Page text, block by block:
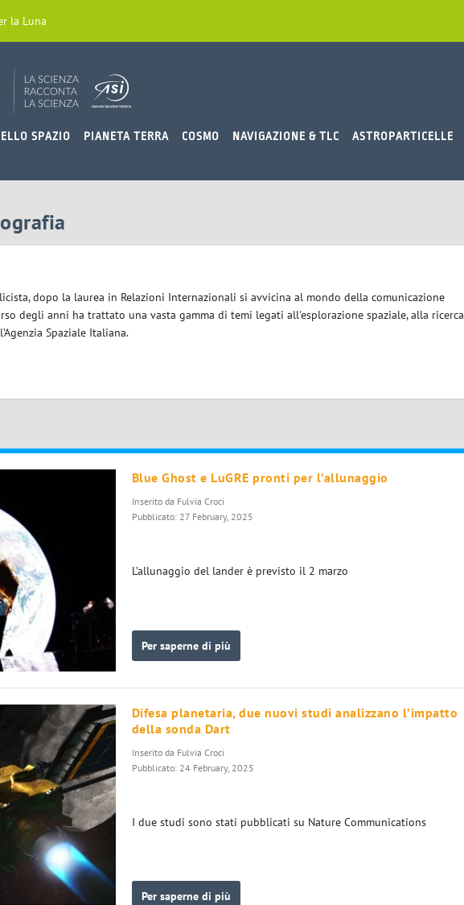
la Luna
SPAZIO PIANETA TERRA COSMO NAVIGAZIONE & TLC ASTROPARTICELLE
dopo la laurea in Relazioni Internazionali si avvicina al mondo della comunicazione
degli anni ha trattato una vasta gamma di temi legati all'esplorazione spaziale, alla ricerca
Spaziale Italiana.
Blue Ghost e LuGRE pronti per l’allunaggio
Inserito da Fulvia Croci
Pubblicato: 27 February, 2025
L’allunaggio del lander è previsto il 2 marzo
Per saperne di più
Difesa planetaria, due nuovi studi analizzano l’impatto
della sonda Dart
Inserito da Fulvia Croci
Pubblicato: 24 February, 2025
I due studi sono stati pubblicati su Nature Communications
Per saperne di più